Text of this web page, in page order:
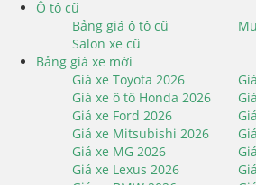
Ô tô cũ
Bảng giá ô tô cũ
Salon xe cũ
Bảng giá xe mới
Giá xe Toyota 2026
Giá xe ô tô Honda 2026
Giá xe Ford 2026
Giá xe Mitsubishi 2026
Giá xe MG 2026
Giá xe Lexus 2026